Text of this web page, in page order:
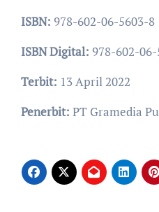
ISBN: 978-602-06-5603-8
ISBN Digital: 978-602-
Terbit: 13 April 2022
Penerbit: PT Gramedia